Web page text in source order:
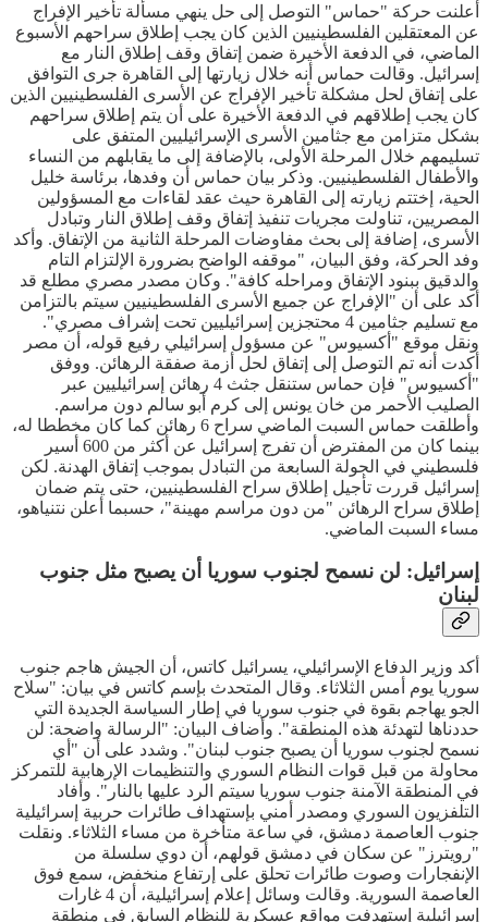
أعلنت حركة "حماس" التوصل إلى حل ينهي مسألة تأخير الإفراج
عن المعتقلين الفلسطينيين الذين كان يجب إطلاق سراحهم الأسبوع
الماضي، في الدفعة الأخيرة ضمن إتفاق وقف إطلاق النار مع
إسرائيل. وقالت حماس أنه خلال زيارتها إلى القاهرة جرى التوافق
على إتفاق لحل مشكلة تأخير الإفراج عن الأسرى الفلسطينيين الذين
كان يجب إطلاقهم في الدفعة الأخيرة على أن يتم إطلاق سراحهم
بشكل متزامن مع جثامين الأسرى الإسرائيليين المتفق على
تسليمهم خلال المرحلة الأولى، بالإضافة إلى ما يقابلهم من النساء
والأطفال الفلسطينيين. وذكر بيان حماس أن وفدها، برئاسة خليل
الحية، إختتم زيارته إلى القاهرة حيث عقد لقاءات مع المسؤولين
المصريين، تناولت مجريات تنفيذ إتفاق وقف إطلاق النار وتبادل
الأسرى، إضافة إلى بحث مفاوضات المرحلة الثانية من الإتفاق. وأكد
وفد الحركة، وفق البيان، "موقفه الواضح بضرورة الإلتزام التام
والدقيق ببنود الإتفاق ومراحله كافة". وكان مصدر مصري مطلع قد
أكد على أن "الإفراج عن جميع الأسرى الفلسطينيين سيتم بالتزامن
مع تسليم جثامين 4 محتجزين إسرائيليين تحت إشراف مصري".
ونقل موقع "أكسيوس" عن مسؤول إسرائيلي رفيع قوله، أن مصر
أكدت أنه تم التوصل إلى إتفاق لحل أزمة صفقة الرهائن. ووفق
"أكسيوس" فإن حماس ستنقل جثث 4 رهائن إسرائيليين عبر
الصليب الأحمر من خان يونس إلى كرم أبو سالم دون مراسم.
وأطلقت حماس السبت الماضي سراح 6 رهائن كما كان مخططا له،
بينما كان من المفترض أن تفرج إسرائيل عن أكثر من 600 أسير
فلسطيني في الجولة السابعة من التبادل بموجب إتفاق الهدنة. لكن
إسرائيل قررت تأجيل إطلاق سراح الفلسطينيين، حتى يتم ضمان
إطلاق سراح الرهائن "من دون مراسم مهينة"، حسبما أعلن نتنياهو،
مساء السبت الماضي.
إسرائيل: لن نسمح لجنوب سوريا أن يصبح مثل جنوب
لبنان
أكد وزير الدفاع الإسرائيلي، يسرائيل كاتس، أن الجيش هاجم جنوب
سوريا يوم أمس الثلاثاء. وقال المتحدث بإسم كاتس في بيان: "سلاح
الجو يهاجم بقوة في جنوب سوريا في إطار السياسة الجديدة التي
حددناها لتهدئة هذه المنطقة". وأضاف البيان: "الرسالة واضحة: لن
نسمح لجنوب سوريا أن يصبح جنوب لبنان". وشدد على أن "أي
محاولة من قبل قوات النظام السوري والتنظيمات الإرهابية للتمركز
في المنطقة الآمنة جنوب سوريا سيتم الرد عليها بالنار". وأفاد
التلفزيون السوري ومصدر أمني بإستهداف طائرات حربية إسرائيلية
جنوب العاصمة دمشق، في ساعة متأخرة من مساء الثلاثاء. ونقلت
"رويترز" عن سكان في دمشق قولهم، أن دوي سلسلة من
الإنفجارات وصوت طائرات تحلق على إرتفاع منخفض، سمع فوق
العاصمة السورية. وقالت وسائل إعلام إسرائيلية، أن 4 غارات
إسرائيلية إستهدفت مواقع عسكرية للنظام السابق في منطقة